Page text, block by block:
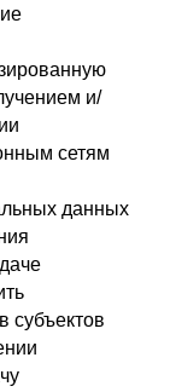
и/
сетям
данных
субъектов